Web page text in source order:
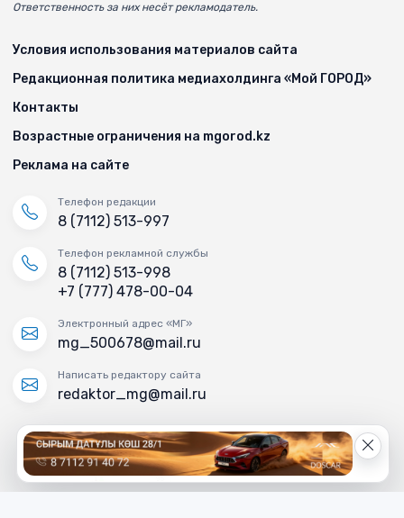
Ответственность за них несёт рекламодатель.
Условия использования материалов сайта
Редакционная политика медиахолдинга «Мой ГОРОД»
Контакты
Возрастные ограничения на mgorod.kz
Реклама на сайте
Телефон редакции
8 (7112) 513-997
Телефон рекламной службы
8 (7112) 513-998
+7 (777) 478-00-04
Электронный адрес «МГ»
mg_500678@mail.ru
Написать редактору сайта
redaktor_mg@mail.ru